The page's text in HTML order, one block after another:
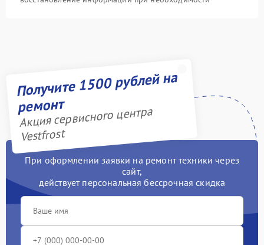
Получите 1500 рублей на
ремонт
Акция сервисного центра
Vestfrost
При оформлении заявки на ремонт техники через
сайт,
действует персональная бессрочная скидка